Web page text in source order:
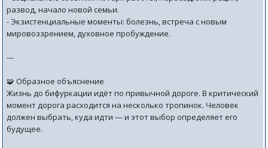
развод, начало новой семьи.
- Экзистенциальные моменты: болезнь, встреча с новым
мировоззрением, духовное пробуждение.
---
🧩 Образное объяснение
Жизнь до бифуркации идёт по привычной дороге. В критический
момент дорога расходится на несколько тропинок. Человек
должен выбрать, куда идти — и этот выбор определяет его
будущее.